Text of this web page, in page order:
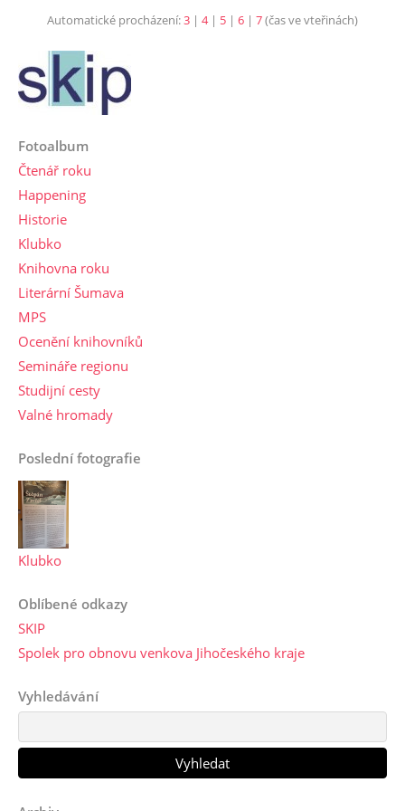
Automatické procházení:3 | 4| 5 | 6 | 7(čas ve vteřinách)
Fotoalbum
Čtenář roku
Happening
Historie
Klubko
Knihovna roku
Literární Šumava
MPS
Ocenění knihovníků
Semináře regionu
Studijní cesty
Valné hromady
Poslední fotografie
Klubko
Oblíbené odkazy
SKIP
Spolek pro obnovu venkova Jihočeského kraje
Vyhledávání